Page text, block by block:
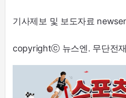
기사제보 및 보도자료
copyrightⓒ 뉴스엔. 무단전